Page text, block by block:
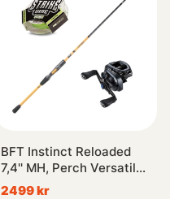
BFT Instinct Reloaded
7,4'' MH, Perch Versatile
7-25g SLX Combo
2499 kr